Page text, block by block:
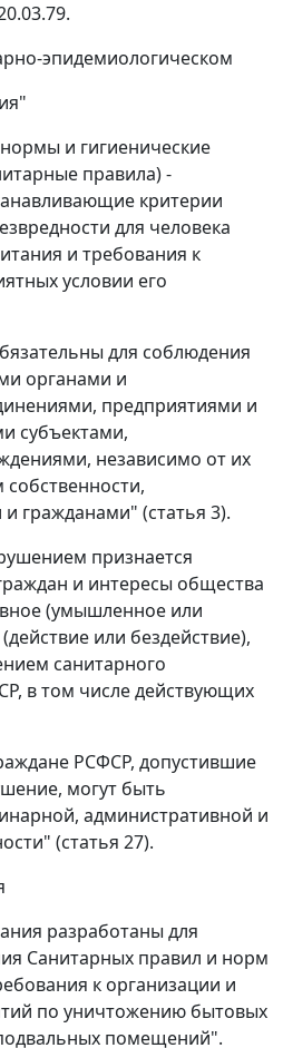
эпидемиологическом
и гигиенические
правила) -
критерии
для человека
и требования к
условии его
для соблюдения
органами и
предприятиями и
субъектами,
независимо от их
гражданами" (статья 3).
признается
и интересы общества
(умышленное или
или бездействие),
санитарного
в том числе действующих
РСФСР, допустившие
могут быть
административной и
(статья 27).
разработаны для
Санитарных правил и норм
к организации и
по уничтожению бытовых
помещений".